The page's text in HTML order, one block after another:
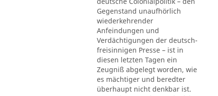
Gegenstand unaufhörlich
wiederkehrender
Anfeindungen und
Verdächtigungen der deutsch-
freisinnigen Presse – ist in
diesen letzten Tagen ein
Zeugniß abgelegt worden, wie
es mächtiger und beredter
überhaupt nicht denkbar ist.